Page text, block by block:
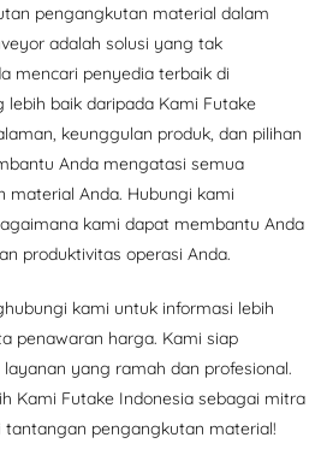
pengangkutan material dalam
adalah solusi yang tak
mencari penyedia terbaik di
lebih baik daripada Kami Futake
keunggulan produk, dan pilihan
Anda mengatasi semua
material Anda. Hubungi kami
kami dapat membantu Anda
produktivitas operasi Anda.
kami untuk informasi lebih
penawaran harga. Kami siap
yang ramah dan profesional.
Kami Futake Indonesia sebagai mitra
pengangkutan material!